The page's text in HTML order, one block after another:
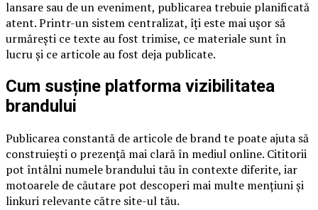
lansare sau de un eveniment, publicarea trebuie planificată
atent. Printr-un sistem centralizat, îți este mai ușor să
urmărești ce texte au fost trimise, ce materiale sunt în
lucru și ce articole au fost deja publicate.
Cum susține platforma vizibilitatea
brandului
Publicarea constantă de articole de brand te poate ajuta să
construiești o prezență mai clară în mediul online. Cititorii
pot întâlni numele brandului tău în contexte diferite, iar
motoarele de căutare pot descoperi mai multe mențiuni și
linkuri relevante către site-ul tău.